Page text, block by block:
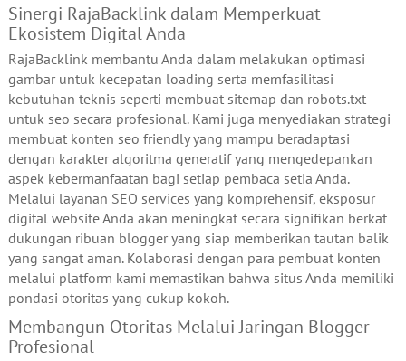
Sinergi RajaBacklink dalam Memperkuat
Ekosistem Digital Anda
RajaBacklink membantu Anda dalam melakukan optimasi
gambar untuk kecepatan loading serta memfasilitasi
kebutuhan teknis seperti membuat sitemap dan robots.txt
untuk seo secara profesional. Kami juga menyediakan strategi
membuat konten seo friendly yang mampu beradaptasi
dengan karakter algoritma generatif yang mengedepankan
aspek kebermanfaatan bagi setiap pembaca setia Anda.
Melalui layanan SEO services yang komprehensif, eksposur
digital website Anda akan meningkat secara signifikan berkat
dukungan ribuan blogger yang siap memberikan tautan balik
yang sangat aman. Kolaborasi dengan para pembuat konten
melalui platform kami memastikan bahwa situs Anda memiliki
pondasi otoritas yang cukup kokoh.
Membangun Otoritas Melalui Jaringan Blogger
Profesional